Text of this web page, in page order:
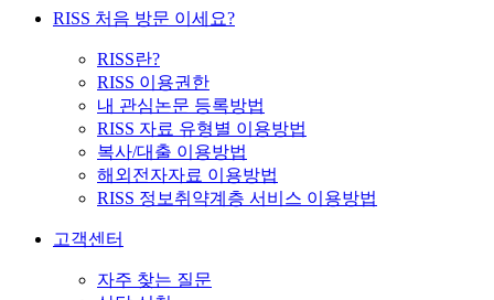
RISS 처음 방문 이세요?
RISS란?
RISS 이용권한
내 관심논문 등록방법
RISS 자료 유형별 이용방법
복사/대출 이용방법
해외전자자료 이용방법
RISS 정보취약계층 서비스 이용방법
고객센터
자주 찾는 질문